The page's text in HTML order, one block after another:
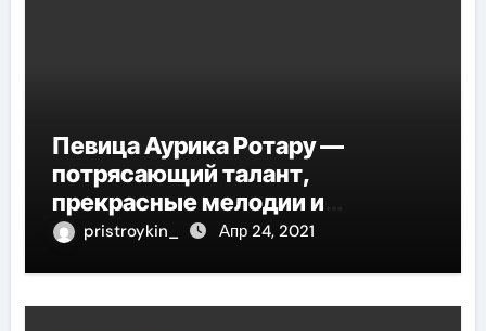
Певица Аурика Ротару —
потрясающий талант,
прекрасные мелодии и
интересные моменты из её
pristroykin_ Апр 24, 2021